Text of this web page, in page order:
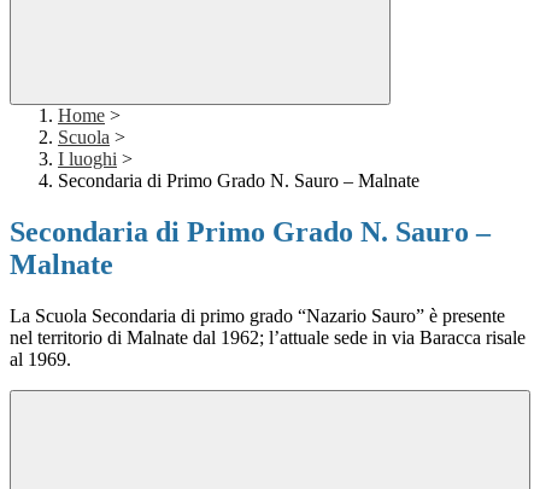
Home >
Scuola >
I luoghi >
Secondaria di Primo Grado N. Sauro – Malnate
Secondaria di Primo Grado N. Sauro –
Malnate
La Scuola Secondaria di primo grado “Nazario Sauro” è presente
nel territorio di Malnate dal 1962; l’attuale sede in via Baracca risale
al 1969.